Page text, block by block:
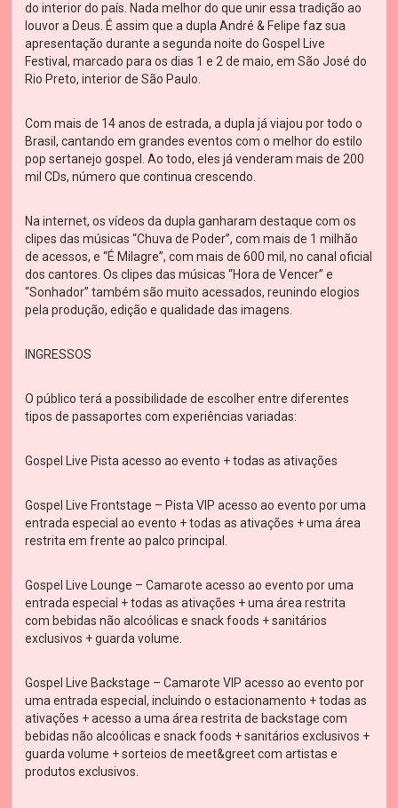
do interior do país. Nada melhor do que unir essa tradição ao
louvor a Deus. É assim que a dupla André & Felipe faz sua
apresentação durante a segunda noite do Gospel Live
Festival, marcado para os dias 1 e 2 de maio, em São José do
Rio Preto, interior de São Paulo.
Com mais de 14 anos de estrada, a dupla já viajou por todo o
Brasil, cantando em grandes eventos com o melhor do estilo
pop sertanejo gospel. Ao todo, eles já venderam mais de 200
mil CDs, número que continua crescendo.
Na internet, os vídeos da dupla ganharam destaque com os
clipes das músicas “Chuva de Poder”, com mais de 1 milhão
de acessos, e “É Milagre”, com mais de 600 mil, no canal oficial
dos cantores. Os clipes das músicas “Hora de Vencer” e
“Sonhador” também são muito acessados, reunindo elogios
pela produção, edição e qualidade das imagens.
INGRESSOS
O público terá a possibilidade de escolher entre diferentes
tipos de passaportes com experiências variadas:
Gospel Live Pista acesso ao evento + todas as ativações
Gospel Live Frontstage – Pista VIP acesso ao evento por uma
entrada especial ao evento + todas as ativações + uma área
restrita em frente ao palco principal.
Gospel Live Lounge – Camarote acesso ao evento por uma
entrada especial + todas as ativações + uma área restrita
com bebidas não alcoólicas e snack foods + sanitários
exclusivos + guarda volume.
Gospel Live Backstage – Camarote VIP acesso ao evento por
uma entrada especial, incluindo o estacionamento + todas as
ativações + acesso a uma área restrita de backstage com
bebidas não alcoólicas e snack foods + sanitários exclusivos +
guarda volume + sorteios de meet&greet com artistas e
produtos exclusivos.